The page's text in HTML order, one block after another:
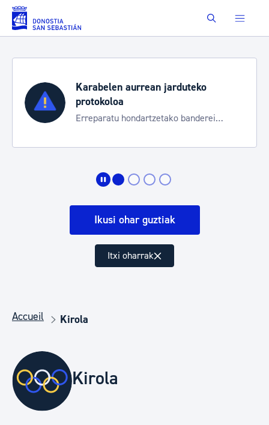
Saut au contenu principal Buscar
Karabelen aurrean jarduteko
protokoloa
Erreparatu hondartzetako banderei
Ikusi ohar guztiak
Itxi oharrak
Accueil Kirola
Kirola